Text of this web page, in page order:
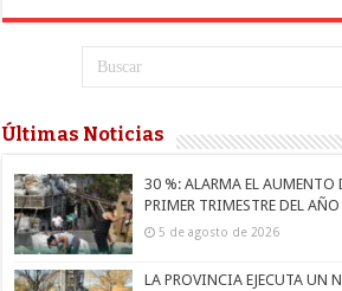
Últimas Noticias
30 %: ALARMA EL AUMENTO
PRIMER TRIMESTRE DEL AÑO
5 de agosto de 2026
LA PROVINCIA EJECUTA UN